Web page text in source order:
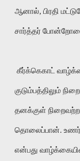
ஆனால், பிரதி
சார்த்தர்
கீர்க்கெகாட்
குடும்பத்திலும்
தனக்குள்
தொலைப்பான்.
என்பது